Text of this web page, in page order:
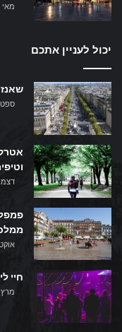
מאי 4, 2023
יכול לעניין אתכם
שאנז
ספטמבר
דצמבר
חיי
מרץ 12, 2022